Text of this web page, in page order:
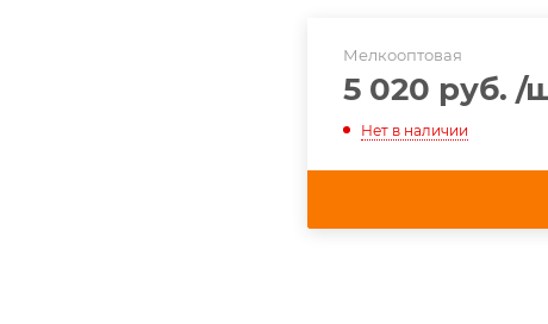
Мелкооптовая
5 020 руб. /
Нет в наличии